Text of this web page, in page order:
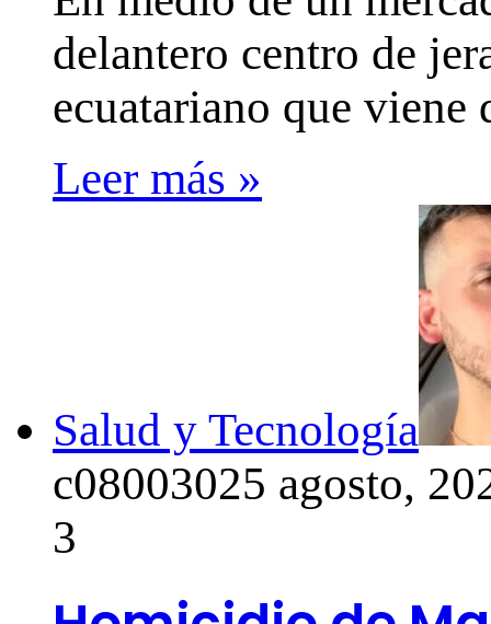
delantero centro de
ecuatariano que
Leer más »
Salud y Tecnología
c08003025 agosto,
3